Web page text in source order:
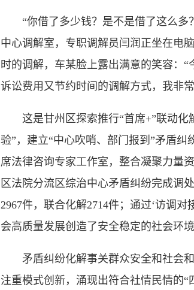
“你借了多少钱？是不是借了这么多
中心调解室，专职调解员闫润正坐在电
时的调解，车某脸上露出满意的笑容：
诉讼费用又节约时间的调解方式，我非
这是甘州区探索推行“首席+”联动化
验”，建立“中心吹哨、部门报到”矛盾
席法律咨询专家工作室，整合凝聚力量
区法院分流区综治中心矛盾纠纷完成调
2967件，联合化解2714件；通过‘访调
会高质量发展创造了安全稳定的社会环
矛盾纠纷化解事关群众安全和社会和
注重模式创新，涌现出符合社情民情的“